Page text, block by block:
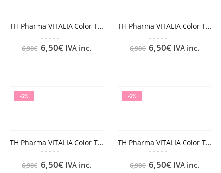
TH Pharma VITALIA Color TINTE Nº 5.1 CASTAÑO CLARO CENIZA
0out of 5
6,90€ 6,50€ IVA inc.
TH Pharma VITALIA Color TINTE Nº 5.34 CASTAÑO CLARO DORADO ACOBRADO
0out of 5
6,90€ 6,50€ IVA inc.
-6%
TH Pharma VITALIA Color TINTE Nº 5.57 CASTAÑO CLARO CAOBA VIOLETA
0out of 5
6,90€ 6,50€ IVA inc.
-6%
TH Pharma VITALIA Color TINTE Nº 6 RUBIO OSCURO
0out of 5
6,90€ 6,50€ IVA inc.